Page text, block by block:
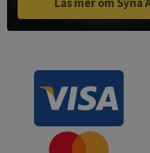
Strikt nödvändiga kakor
och kontohantering.
användas ordentligt
Namn